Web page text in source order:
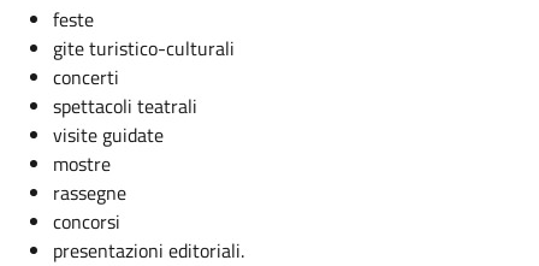
feste
gite turistico-culturali
concerti
spettacoli teatrali
visite guidate
mostre
rassegne
concorsi
presentazioni editoriali.